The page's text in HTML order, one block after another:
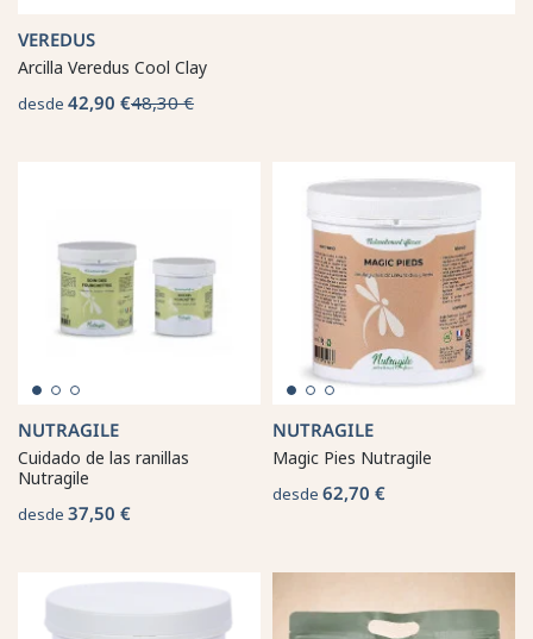
VEREDUS
Arcilla Veredus Cool Clay
desde 42,90 €48,30 €
NUTRAGILE
Cuidado de las ranillas
Nutragile
desde 37,50 €
NUTRAGILE
Magic Pies Nutragile
desde 62,70 €